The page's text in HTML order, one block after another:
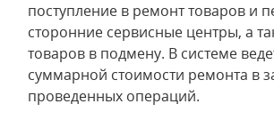
поступление в ремонт товаров и
сторонние сервисные центры, а
товаров в подмену. В системе
суммарной стоимости ремонта в
проведенных операций.